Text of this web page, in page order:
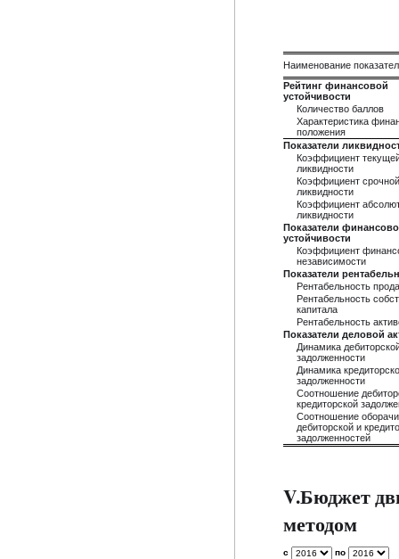
Наименование
Рейтинг финансовой
устойчивости
Количество баллов
Характеристика
положения
Показатели
Коэффициент
ликвидности
Коэффициент срочной
ликвидности
Коэффициент
ликвидности
Показатели
устойчивости
Коэффициент
независимости
Показатели
Рентабельность
Рентабельность
капитала
Рентабельность
Показатели деловой
Динамика
задолженности
Динамика
задолженности
Соотношение
кредиторской
Соотношение
дебиторской и
задолженностей
V.Бюджет
методом
с по